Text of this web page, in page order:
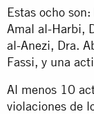
Estas ocho
Amal al-Harbi,
al-Anezi, Dra.
Fassi, y una
Al menos 10
violaciones de